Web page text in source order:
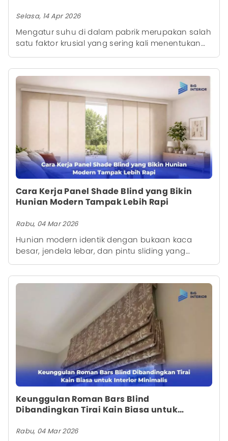
Selasa, 14 Apr 2026
Mengatur suhu di dalam pabrik merupakan salah
satu faktor krusial yang sering kali menentukan
pekerja cepat lelah, tetapi juga dapat
memengaruhi performa mesin dan kualitas
produksi. Oleh karena itu, dibutuhkan solusi
pendinginan yang efektif namun tetap efisien
dari segi biaya operasional.Salah satu solusi
yang banyak digunakan adalah kipas angin
industri. Dibandingkan sistem pendingin seperti
AC, kipas industri menawarkan biaya yang lebih
hemat dan fleksibel untuk berbagai jenis area
pabrik. Namun, penggunaan kipas tidak boleh
dilakukan sembarangan. Diperlukan strategi
optimasi agar aliran udara benar-benar mampu
Cara Kerja Panel Shade Blind yang Bikin
Hunian Modern Tampak Lebih Rapi
Rabu, 04 Mar 2026
Hunian modern identik dengan bukaan kaca
besar, jendela lebar, dan pintu sliding yang
menghubungkan ruang dalam dengan taman
atau balkon. Konsep ini membuat rumah terasa
terang, lega, dan menyatu dengan luar. Namun
tanpa penutup jendela yang tepat, cahaya bisa
terasa menyilaukan, suhu ruangan naik, dan
privasi terasa berkurang.Panel shade blind hadir
sebagai solusi penutup jendela yang rapi,
minimalis, dan fungsional. Sistem tirai ini bekerja
dengan mekanisme geser horizontal yang lembut
dan sangat ideal untuk hunian modern dengan
bukaan lebar.
Keunggulan Roman Bars Blind
Dibandingkan Tirai Kain Biasa untuk
Rabu, 04 Mar 2026